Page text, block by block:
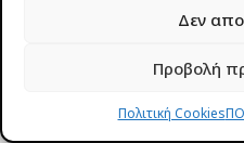
Δεν
Προβολή
Πολιτική Cookies
πάθησης, την ύπαρξη ή
χειρουργική.
Συντηρητική θεραπεία